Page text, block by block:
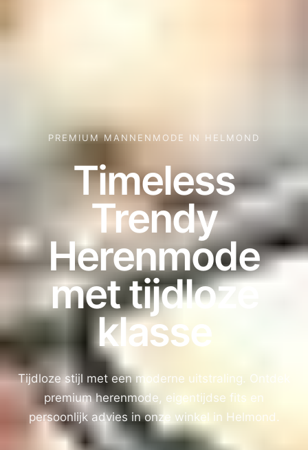
PREMIUM MANNENMODE IN HELMOND
Timeless
Trendy
Herenmode
met tijdloze
klasse
Tijdloze stijl met een moderne uitstraling. Ontdek
premium herenmode, eigentijdse fits en
persoonlijk advies in onze winkel in Helmond.